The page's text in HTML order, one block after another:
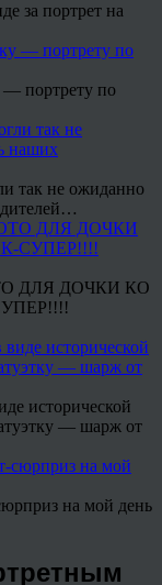
за портрет на
— портрету по
так не ожиданно
ДЛЯ ДОЧКИ КО
исторической
— шарж от
на мой день